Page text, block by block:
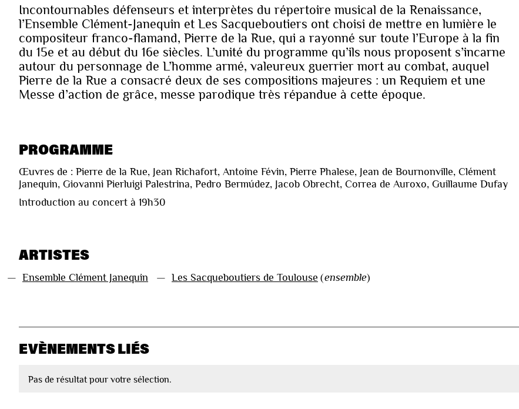
Incontournables défenseurs et interprètes du répertoire musical de la Renaissance,
l’Ensemble Clément-Janequin et Les Sacqueboutiers ont choisi de mettre en lumière le
compositeur franco-flamand, Pierre de la Rue, qui a rayonné sur toute l’Europe à la fin
du 15e et au début du 16e siècles. L’unité du programme qu’ils nous proposent s’incarne
autour du personnage de L’homme armé, valeureux guerrier mort au combat, auquel
Pierre de la Rue a consacré deux de ses compositions majeures : un Requiem et une
Messe d’action de grâce, messe parodique très répandue à cette époque.
PROGRAMME
Œuvres de : Pierre de la Rue, Jean Richafort, Antoine Févin, Pierre Phalese, Jean de Bournonville, Clément
Janequin, Giovanni Pierluigi Palestrina, Pedro Bermúdez, Jacob Obrecht, Correa de Auroxo, Guillaume Dufay
Introduction au concert à 19h30
ARTISTES
— Ensemble Clément Janequin — Les Sacqueboutiers de Toulouse (ensemble)
EVÈNEMENTS LIÉS
Pas de résultat pour votre sélection.